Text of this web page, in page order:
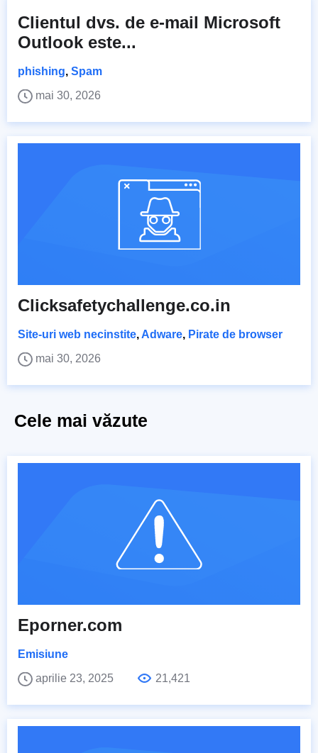
Clientul dvs. de e-mail Microsoft
Outlook este...
phishing, Spam
mai 30, 2026
Clicksafetychallenge.co.in
Site-uri web necinstite, Adware, Pirate de browser
mai 30, 2026
Cele mai văzute
Eporner.com
Emisiune
aprilie 23, 2025
21,421